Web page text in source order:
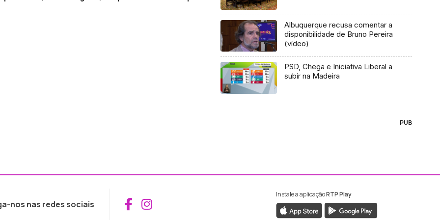
Albuquerque recusa comentar a
disponibilidade de Bruno Pereira
(vídeo)
PSD, Chega e Iniciativa Liberal a
subir na Madeira
PUB
nos nas redes sociais Aceder ao Facebook da RTP Madeira
Aceder ao Instagram da RTP Madeira
Instale a aplicaçãoRTP Play